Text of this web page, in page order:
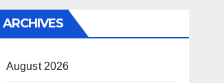
ARCHIVES
August 2026